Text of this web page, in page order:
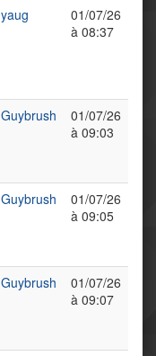
yaug
01/07/26
à 08:37
Guybrush
01/07/26
à 09:03
Guybrush
01/07/26
à 09:05
Guybrush
01/07/26
à 09:07